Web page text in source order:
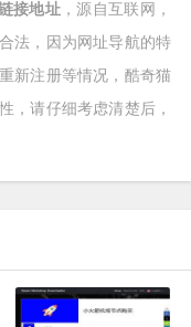
接地址，源自互联网，
法，因为网址导航的特
新注册等情况，酷奇猫
，请仔细考虑清楚后，